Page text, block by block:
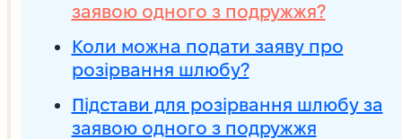
заявою одного з подружжя?
Коли можна подати заяву про
розірвання шлюбу?
Підстави для розірвання шлюбу за
заявою одного з подружжя